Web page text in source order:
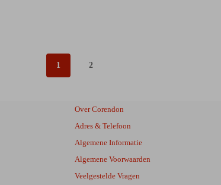
1 2
Over Corendon
Adres & Telefoon
Algemene Informatie
Algemene Voorwaarden
Veelgestelde Vragen